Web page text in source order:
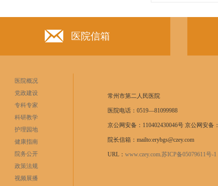
医院信箱
医院概况
党政建设
专科专家
科研教学
护理园地
健康指南
院务公开
政策法规
视频展播
常州市第二人民医院
医院电话：0519—81099988
京公网安备：110402430046号 京公网安备
院长信箱：mailto:erybgs@czey.com
URL： www.czey.com.苏ICP备05079611号-